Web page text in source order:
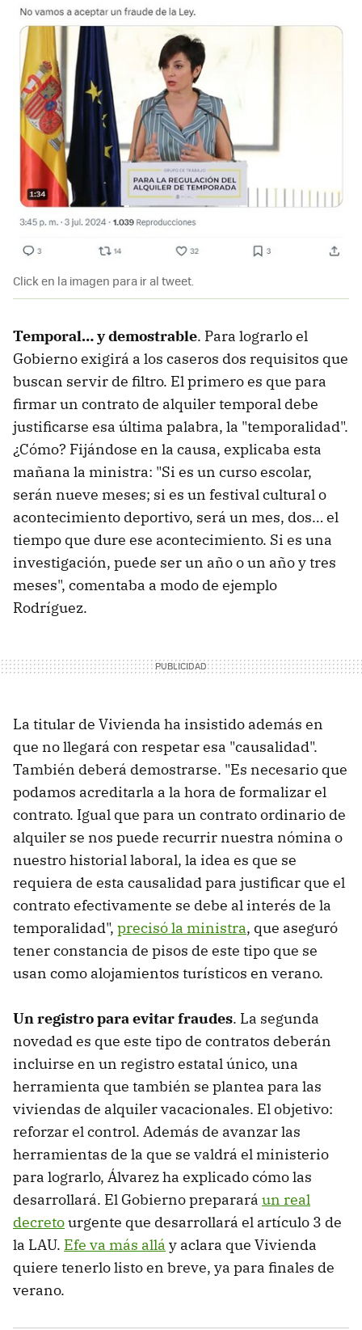
Click en la imagen para ir al tweet.
Temporal… y demostrable. Para lograrlo el
Gobierno exigirá a los caseros dos requisitos que
buscan servir de filtro. El primero es que para
firmar un contrato de alquiler temporal debe
justificarse esa última palabra, la "temporalidad".
¿Cómo? Fijándose en la causa, explicaba esta
mañana la ministra: "Si es un curso escolar,
serán nueve meses; si es un festival cultural o
acontecimiento deportivo, será un mes, dos… el
tiempo que dure ese acontecimiento. Si es una
investigación, puede ser un año o un año y tres
meses", comentaba a modo de ejemplo
Rodríguez.
La titular de Vivienda ha insistido además en
que no llegará con respetar esa "causalidad".
También deberá demostrarse. "Es necesario que
podamos acreditarla a la hora de formalizar el
contrato. Igual que para un contrato ordinario de
alquiler se nos puede recurrir nuestra nómina o
nuestro historial laboral, la idea es que se
requiera de esta causalidad para justificar que el
contrato efectivamente se debe al interés de la
temporalidad", precisó la ministra, que aseguró
tener constancia de pisos de este tipo que se
usan como alojamientos turísticos en verano.
Un registro para evitar fraudes. La segunda
novedad es que este tipo de contratos deberán
incluirse en un registro estatal único, una
herramienta que también se plantea para las
viviendas de alquiler vacacionales. El objetivo:
reforzar el control. Además de avanzar las
herramientas de la que se valdrá el ministerio
para lograrlo, Álvarez ha explicado cómo las
desarrollará. El Gobierno preparará un real
decretourgente que desarrollará el artículo 3 de
la LAU. Efe va más allá y aclara que Vivienda
quiere tenerlo listo en breve, ya para finales de
verano.